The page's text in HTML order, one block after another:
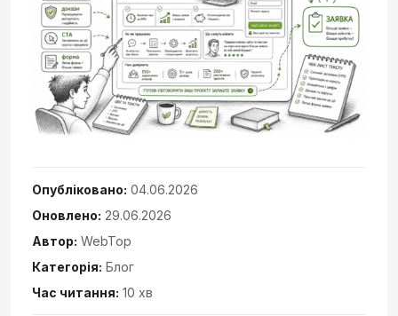
Опубліковано: 04.06.2026
Оновлено: 29.06.2026
Автор: WebTop
Категорія: Блог
Час читання: 10 хв